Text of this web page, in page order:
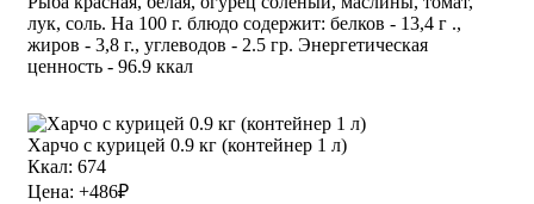
лук, соль. На 100 г. блюдо содержит: белков - 13,4 г .,
жиров - 3,8 г., углеводов - 2.5 гр. Энергетическая
ценность - 96.9 ккал
Харчо с курицей 0.9 кг (контейнер 1 л)
Ккал: 674
Цена: +486₽